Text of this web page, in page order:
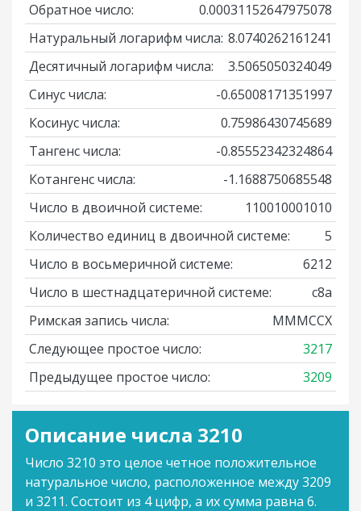
Обратное число:
0.00031152647975078
Натуральный логарифм числа: 8.0740262161241
Десятичный логарифм числа:
3.5065050324049
Синус числа:
-0.65008171351997
Косинус числа:
0.75986430745689
Тангенс числа:
-0.85552342324864
Котангенс числа:
-1.1688750685548
Число в двоичной системе:
110010001010
Количество единиц в двоичной системе:
5
Число в восьмеричной системе:
6212
Число в шестнадцатеричной системе:
c8a
Римская запись числа:
MMMCCX
Следующее простое число:
3217
Предыдущее простое число:
3209
Описание числа 3210
Число 3210 это целое четное положительное
натуральное число, расположенное между 3209
и 3211. Состоит из 4 цифр, а их сумма равна 6.